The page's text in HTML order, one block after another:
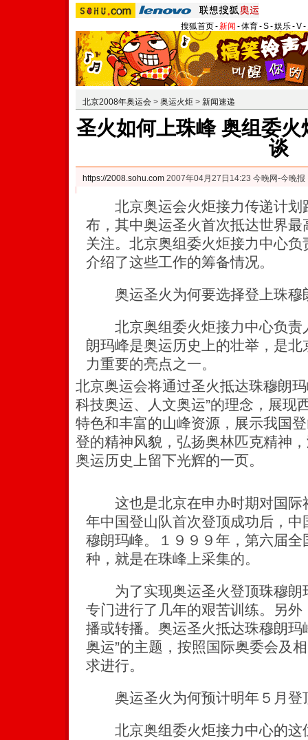
搜狐首页-新闻 -体育-S-娱乐-V-
北京2008年奥运会 > 奥运火炬 > 新闻速递
圣火如何上珠峰 奥组委
谈
https://2008.sohu.com 2007年04月27日14:23 今晚网-今晚报
北京奥运会火炬接力传递计划
布，其中奥运圣火首次抵达世界
关注。北京奥组委火炬接力中心
介绍了这些工作的筹备情况。
奥运圣火为何要选择登上珠穆
北京奥组委火炬接力中心负责
朗玛峰是奥运历史上的壮举，是
力重要的亮点之一。
北京奥运会将通过圣火抵达珠穆朗
科技奥运、人文奥运”的理念，展现
特色和丰富的山峰资源，展示我国
登的精神风貌，弘扬奥林匹克精神
奥运历史上留下光辉的一页。
这也是北京在申办时期对国际
年中国登山队首次登顶成功后，
穆朗玛峰。１９９９年，第六届
种，就是在珠峰上采集的。
为了实现奥运圣火登顶珠穆朗
专门进行了几年的艰苦训练。另
播或转播。奥运圣火抵达珠穆朗玛
奥运”的主题，按照国际奥委会及
求进行。
奥运圣火为何预计明年５月登
北京奥组委火炬接力中心的这